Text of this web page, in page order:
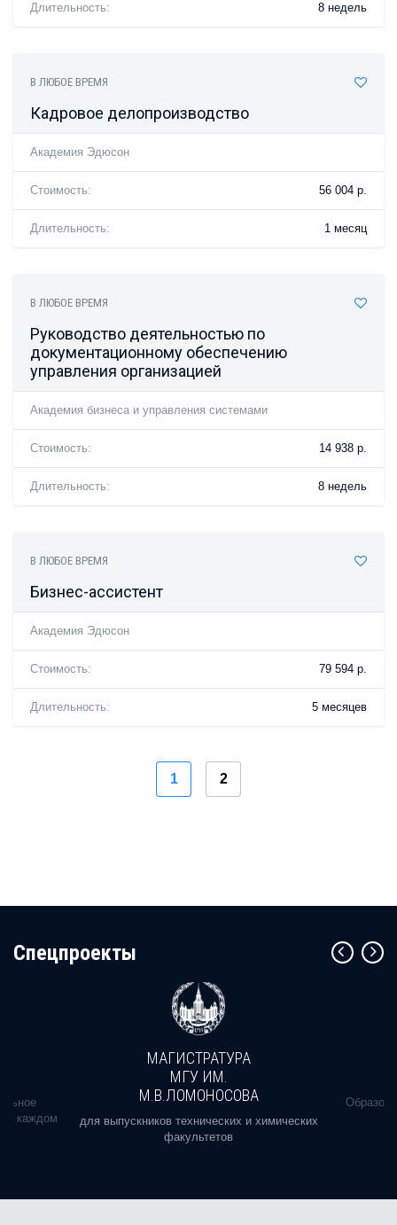
Длительность: 8 недель
В ЛЮБОЕ ВРЕМЯ
Кадровое делопроизводство
Академия Эдюсон
Стоимость: 56 004 р.
Длительность: 1 месяц
В ЛЮБОЕ ВРЕМЯ
Руководство деятельностью по
документационному обеспечению
управления организацией
Академия бизнеса и управления системами
Стоимость: 14 938 р.
Длительность: 8 недель
В ЛЮБОЕ ВРЕМЯ
Бизнес-ассистент
Академия Эдюсон
Стоимость: 79 594 р.
Длительность: 5 месяцев
1 2
Cпецпроекты
в каждом
МАГИСТРАТУРА
МГУ ИМ.
М.В.ЛОМОНОСОВА
для выпускников технических и химических
факультетов